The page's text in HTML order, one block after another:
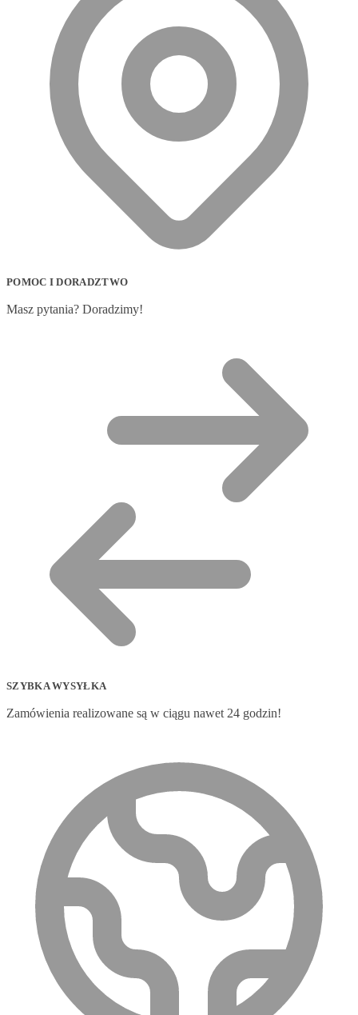
POMOC I DORADZTWO
Masz pytania? Doradzimy!
SZYBKA WYSYŁKA
Zamówienia realizowane są w ciągu nawet 24 godzin!